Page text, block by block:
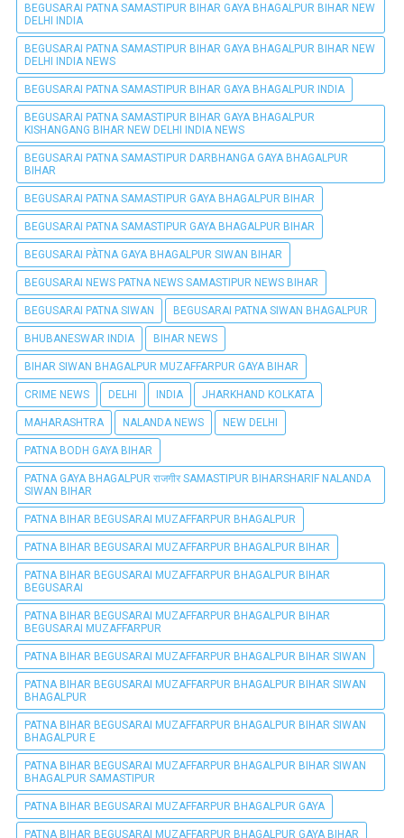
BEGUSARAI PATNA SAMASTIPUR BIHAR GAYA BHAGALPUR BIHAR NEW
DELHI INDIA
BEGUSARAI PATNA SAMASTIPUR BIHAR GAYA BHAGALPUR BIHAR NEW
DELHI INDIA NEWS
BEGUSARAI PATNA SAMASTIPUR BIHAR GAYA BHAGALPUR INDIA
BEGUSARAI PATNA SAMASTIPUR BIHAR GAYA BHAGALPUR
KISHANGANG BIHAR NEW DELHI INDIA NEWS
BEGUSARAI PATNA SAMASTIPUR DARBHANGA GAYA BHAGALPUR
BIHAR
BEGUSARAI PATNA SAMASTIPUR GAYA BHAGALPUR BIHAR
BEGUSARAI PATNA SAMASTIPUR GAYA BHAGALPUR BIHAR
BEGUSARAI PÀTNA GAYA BHAGALPUR SIWAN BIHAR
BEGUSARAI NEWS PATNA NEWS SAMASTIPUR NEWS BIHAR
BEGUSARAI PATNA SIWAN BEGUSARAI PATNA SIWAN BHAGALPUR
BHUBANESWAR INDIA BIHAR NEWS
BIHAR SIWAN BHAGALPUR MUZAFFARPUR GAYA BIHAR
CRIME NEWS DELHI INDIA JHARKHAND KOLKATA
MAHARASHTRA NALANDA NEWS NEW DELHI
PATNA BODH GAYA BIHAR
PATNA GAYA BHAGALPUR राजगीर SAMASTIPUR BIHARSHARIF NALANDA
SIWAN BIHAR
PATNA BIHAR BEGUSARAI MUZAFFARPUR BHAGALPUR
PATNA BIHAR BEGUSARAI MUZAFFARPUR BHAGALPUR BIHAR
PATNA BIHAR BEGUSARAI MUZAFFARPUR BHAGALPUR BIHAR
BEGUSARAI
PATNA BIHAR BEGUSARAI MUZAFFARPUR BHAGALPUR BIHAR
BEGUSARAI MUZAFFARPUR
PATNA BIHAR BEGUSARAI MUZAFFARPUR BHAGALPUR BIHAR SIWAN
PATNA BIHAR BEGUSARAI MUZAFFARPUR BHAGALPUR BIHAR SIWAN
BHAGALPUR
PATNA BIHAR BEGUSARAI MUZAFFARPUR BHAGALPUR BIHAR SIWAN
BHAGALPUR E
PATNA BIHAR BEGUSARAI MUZAFFARPUR BHAGALPUR BIHAR SIWAN
BHAGALPUR SAMASTIPUR
PATNA BIHAR BEGUSARAI MUZAFFARPUR BHAGALPUR GAYA
PATNA BIHAR BEGUSARAI MUZAFFARPUR BHAGALPUR GAYA BIHAR